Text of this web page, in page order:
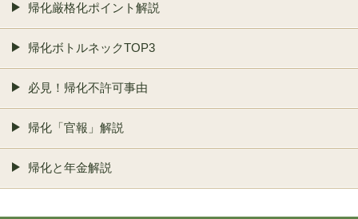
帰化厳格化ポイント解説
帰化ボトルネックTOP3
必見！帰化不許可事由
帰化「官報」解説
帰化と年金解説